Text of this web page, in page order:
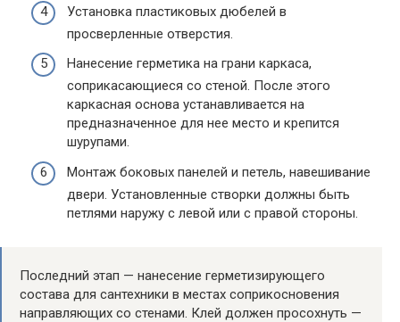
Установка пластиковых дюбелей в
просверленные отверстия.
Нанесение герметика на грани каркаса,
соприкасающиеся со стеной. После этого
каркасная основа устанавливается на
предназначенное для нее место и крепится
шурупами.
Монтаж боковых панелей и петель, навешивание
двери. Установленные створки должны быть
петлями наружу с левой или с правой стороны.
Последний этап — нанесение герметизирующего
состава для сантехники в местах соприкосновения
направляющих со стенами. Клей должен просохнуть —